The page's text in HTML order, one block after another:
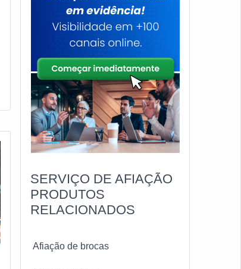
SERVIÇO DE AFIAÇÃO
PRODUTOS
RELACIONADOS
Afiação de brocas